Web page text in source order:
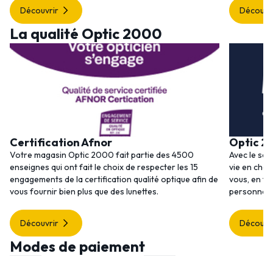
Découvrir
La qualité Optic 2000
Certification Afnor
Votre magasin Optic 2000 fait partie des 4500
enseignes qui ont fait le choix de respecter les 15
engagements de la certification qualité optique afin de
vous fournir bien plus que des lunettes.
Découvrir
Optic
Avec le
vie en
vous, en
Modes de paiement